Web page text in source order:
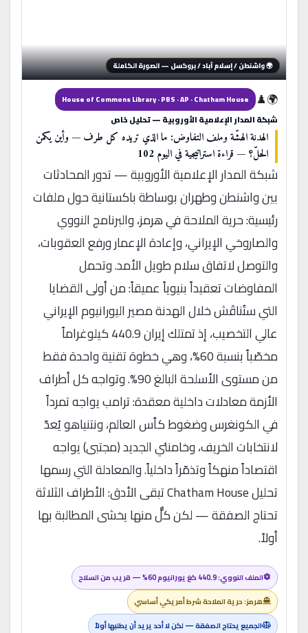
🌍 واشنطن / إسلام آباد / بروكسل — الصورة الكاملة
🌍♟️
House of Commons Library · PBS · AP · Chatham House
شبكة المدار الإعلامية الأوروبية — تحليل خاص
الهدنة الهشّة وملف التفاوض: ما الذي تريده كل طرف — وأين يكمن
الحلّ؟ — قراءة استراتيجية في اليوم 102
شبكة المدار الإعلامية الأوروبية — تدور المحادثات
بين واشنطن وطهران بوساطة باكستانية حول ملفات
رئيسية: حرية الملاحة في هرمز، والبرنامج النووي
والصاروخي الإيراني، وإعادة الإعمار ورفع العقوبات،
والتوصل لاتفاق سلام طويل الأمد. وتحمل
المفاوضات تعقيداً بنيوياً عميقاً: من أولى القضايا
التي ستُناقَش خلال الهدنة مصير اليورانيوم الإيراني
عالي التخصيب، إذ تمتلك إيران 440.9 كيلوغراماً
مخصّباً بنسبة 60%، وهي خطوة تقنية واحدة فقط
من مستوى الأسلحة البالغ 90%. وتواجه كل أطراف
الأزمة معادلات داخلية معقدة: ترامب يواجه تمرداً
في الكونغرس وضغوط كأس العالم، ونتنياهو يُعدّ
لانتخابات الخريف، وخامنئي الجديد (مجتبى) يواجه
اقتصاداً منهكاً وتذمّراً داخلياً. والمعادلة التي رسمها
تحليل Chatham House تبقى الأدق: الأطراف الثلاثة
تحتاج الصفقة — لكن كلٌّ منها يخشى المطالبة بها
أولاً.
الملف النووي: 440.9 كغ يورانيوم 60% — قريب من السلاح
هرمز: حرية الملاحة شرط أمريكي أساسي
الجميع يحتاج الصفقة — لكن لا أحد يريد أن يطلبها أولاً